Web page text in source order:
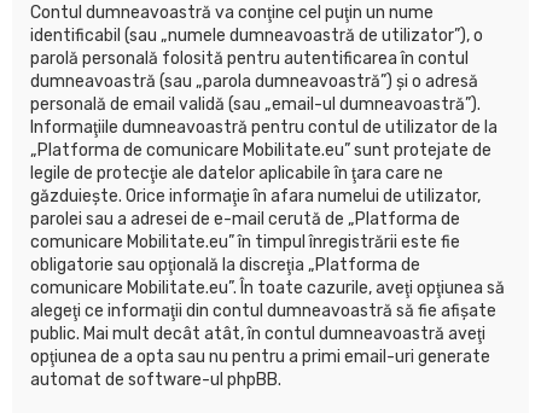
Contul dumneavoastră va conţine cel puţin un nume
identificabil (sau „numele dumneavoastră de utilizator”), o
parolă personală folosită pentru autentificarea în contul
dumneavoastră (sau „parola dumneavoastră”) şi o adresă
personală de email validă (sau „email-ul dumneavoastră”).
Informaţiile dumneavoastră pentru contul de utilizator de la
„Platforma de comunicare Mobilitate.eu” sunt protejate de
legile de protecţie ale datelor aplicabile în ţara care ne
găzduieşte. Orice informaţie în afara numelui de utilizator,
parolei sau a adresei de e-mail cerută de „Platforma de
comunicare Mobilitate.eu” în timpul înregistrării este fie
obligatorie sau opţională la discreţia „Platforma de
comunicare Mobilitate.eu”. În toate cazurile, aveţi opţiunea să
alegeţi ce informaţii din contul dumneavoastră să fie afişate
public. Mai mult decât atât, în contul dumneavoastră aveţi
opţiunea de a opta sau nu pentru a primi email-uri generate
automat de software-ul phpBB.